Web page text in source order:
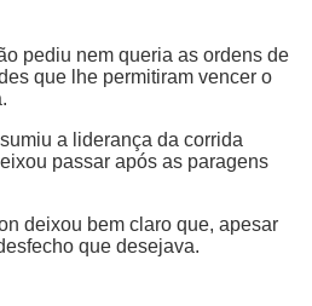
pediu nem queria as ordens de
que lhe permitiram vencer o
a liderança da corrida
passar após as paragens
deixou bem claro que, apesar
que desejava.